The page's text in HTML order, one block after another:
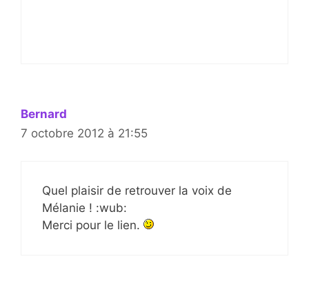
Bernard
7 octobre 2012 à 21:55
Quel plaisir de retrouver la voix de
Mélanie ! :wub:
Merci pour le lien.